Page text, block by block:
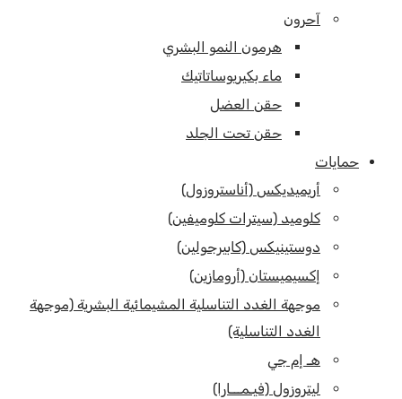
آحرون
هرمون النمو البشري
ماء بكيريوساتاتيك
حقن العضل
حقن تحت الجلد
حمايات
أريميديكس (أناستروزول)
كلوميد (سيترات كلوميفين)
دوستينيكس (كابيرجولين)
إكسيميستان (أرومازين)
موجهة الغدد التناسلية المشيمائية البشرية (موجهة
الغدد التناسلية)
هـ إم جي
ليتروزول (فيـمـــارا)